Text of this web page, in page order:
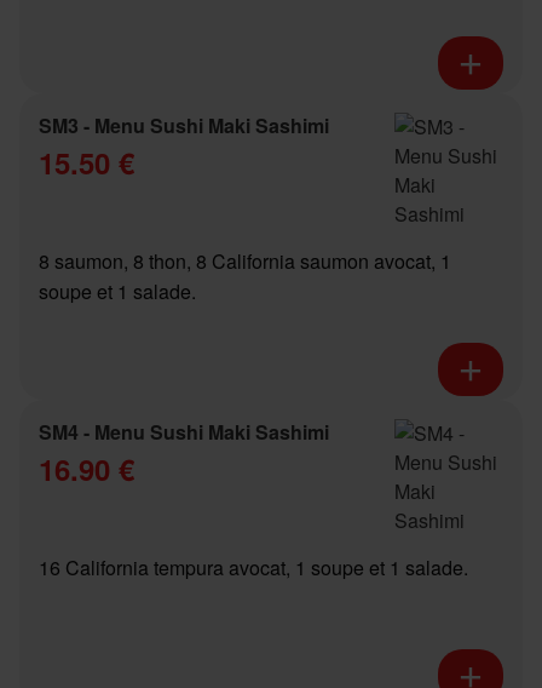
SM3 - Menu Sushi Maki Sashimi
15.50 €
8 saumon, 8 thon, 8 California saumon avocat, 1
soupe et 1 salade.
SM4 - Menu Sushi Maki Sashimi
16.90 €
16 California tempura avocat, 1 soupe et 1 salade.